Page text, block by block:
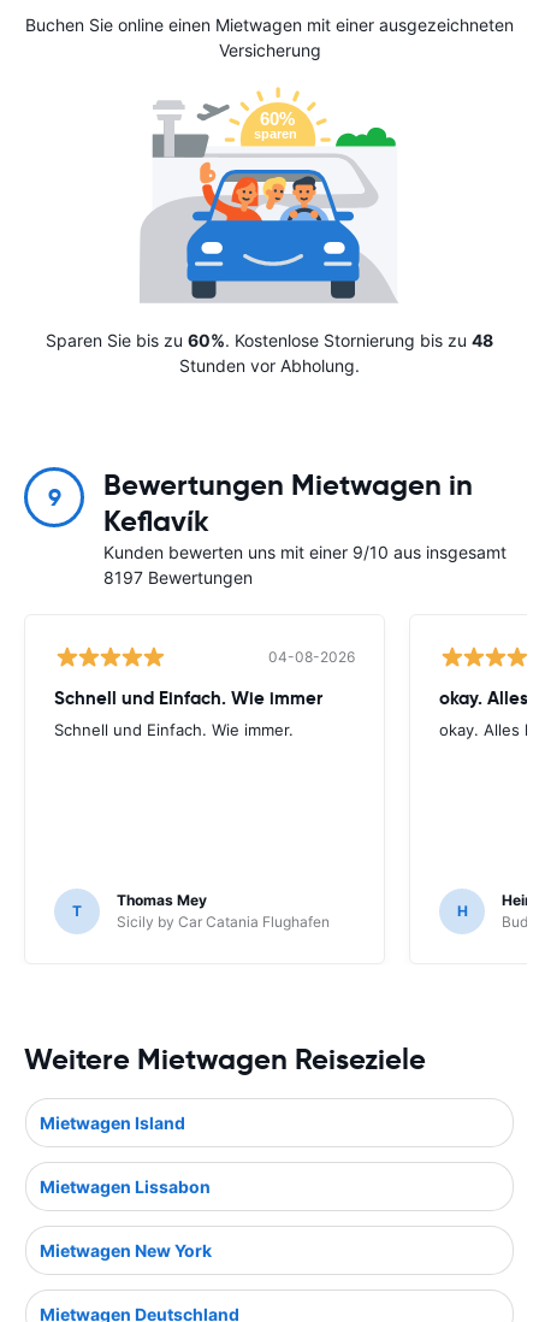
Buchen Sie online einen Mietwagen mit einer ausgezeichneten
Versicherung
Sparen Sie bis zu 60%. Kostenlose Stornierung bis zu 48
Stunden vor Abholung.
9
Bewertungen Mietwagen in
Keflavík
Kunden bewerten uns mit einer 9/10 aus insgesamt
8197 Bewertungen
04-08-2026
Schnell und Einfach. Wie immer
Schnell und Einfach. Wie immer.
T
Thomas Mey
Sicily by Car Catania Flughafen
okay. Alles
okay. Alles
H
Weitere Mietwagen Reiseziele
Mietwagen Island
Mietwagen Lissabon
Mietwagen New York
Mietwagen Deutschland